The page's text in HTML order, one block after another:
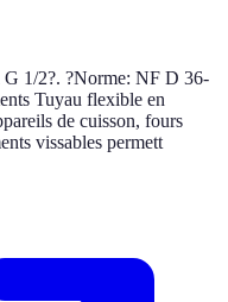
1/2?. ?Norme: NF D 36-
Tuyau flexible en
de cuisson, fours
vissables permett